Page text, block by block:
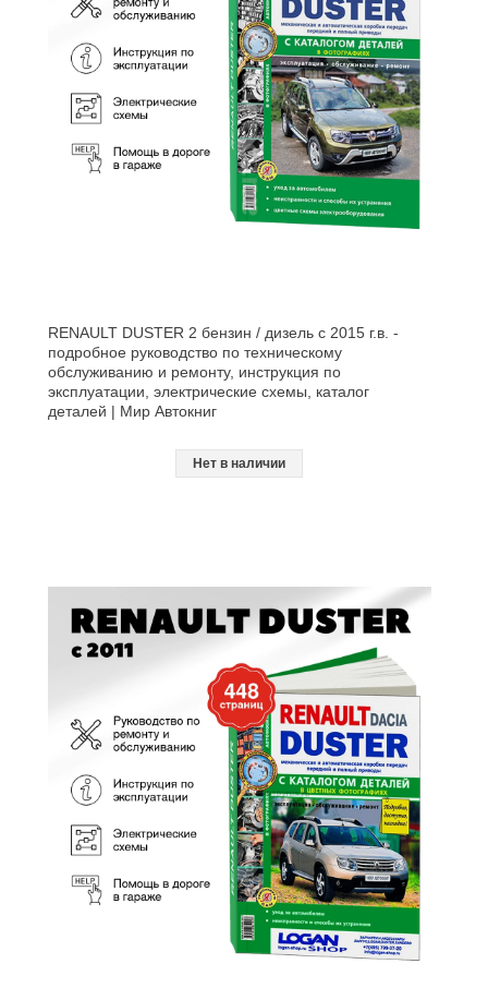
RENAULT DUSTER 2 бензин / дизель с 2015 г.в. -
подробное руководство по техническому
обслуживанию и ремонту, инструкция по
эксплуатации, электрические схемы, каталог
деталей | Мир Автокниг
Нет в наличии